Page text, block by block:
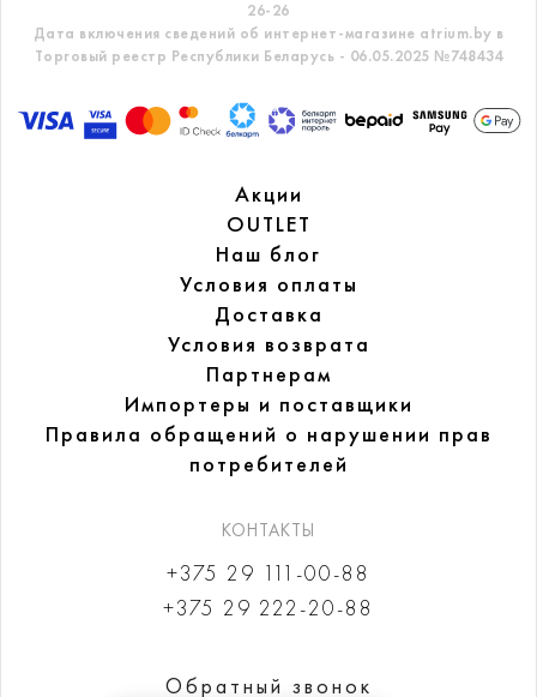
26-26
Дата включения сведений об интернет-магазине atrium.by в
Торговый реестр Республики Беларусь - 06.05.2025 №748434
Акции
OUTLET
Наш блог
Условия оплаты
Доставка
Условия возврата
Партнерам
Импортеры и поставщики
Правила обращений о нарушении прав
потребителей
КОНТАКТЫ
+375 29 111-00-88
+375 29 222-20-88
Обратный звонок